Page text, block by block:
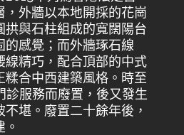
，外牆以本地開採的花崗
拱與石柱組成的寬闊陽台
的感覺；而外牆琢石線
線精巧，配合頂部的中式
糅合中西建築風格。時至
診服務而廢置，後又發生
堪。廢置二十餘年後，